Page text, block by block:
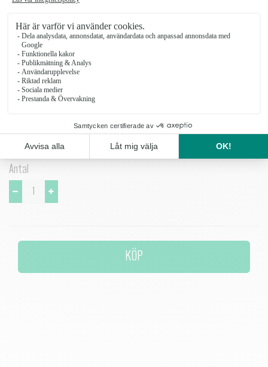
ERNST SNAPSGLAS PÅ FOT 4-
PACK
ERNST-Snapsglas-pa-fot-4-pack_2
355 kr
Höj 5,5 cm Diameter Ø 5,5 cm. Tål diskmaskin.
Antal
KÖP